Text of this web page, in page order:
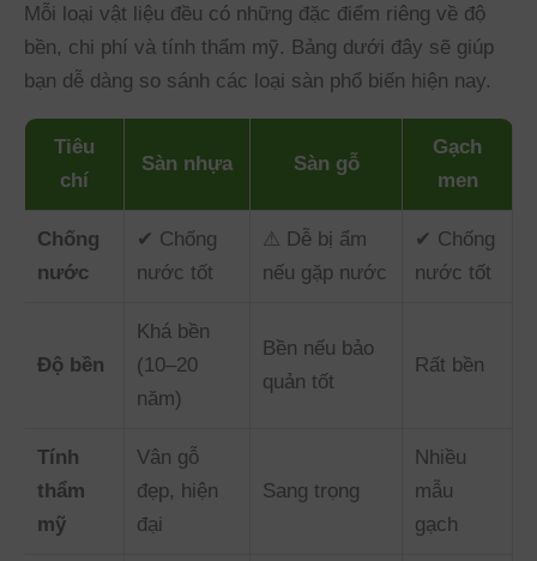
Mỗi loại vật liệu đều có những đặc điểm riêng về độ
bền, chi phí và tính thẩm mỹ. Bảng dưới đây sẽ giúp
bạn dễ dàng so sánh các loại sàn phổ biến hiện nay.
Tiêu
chí
Sàn nhựa Sàn gỗ
Gạch
men
Chống
nước
✔ Chống
nước tốt
⚠ Dễ bị ẩm
nếu gặp nước
✔ Chống
nước tốt
Độ bền
Khá bền
(10–20
năm)
Bền nếu bảo
quản tốt
Rất bền
Tính
thẩm
mỹ
Vân gỗ
đẹp, hiện
đại
Sang trọng
Nhiều
mẫu
gạch